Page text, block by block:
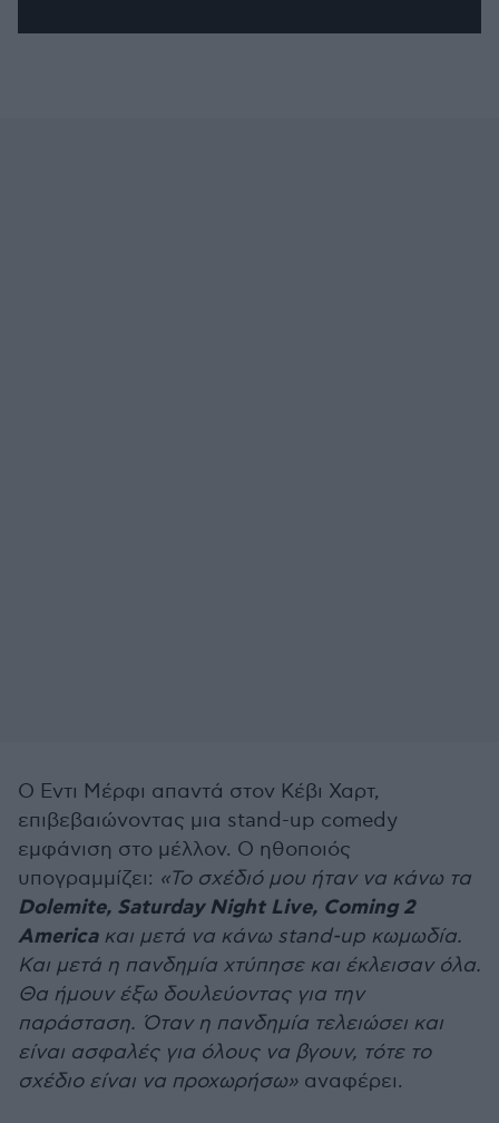
Ο Εντι Μέρφι απαντά στον Κέβι Χαρτ,
επιβεβαιώνοντας μια stand-up comedy
εμφάνιση στο μέλλον. Ο ηθοποιός
υπογραμμίζει: «Το σχέδιό μου ήταν να κάνω τα
Dolemite, Saturday Night Live, Coming 2
Americaκαι μετά να κάνω stand-up κωμωδία.
Και μετά η πανδημία χτύπησε και έκλεισαν όλα.
Θα ήμουν έξω δουλεύοντας για την
παράσταση. Όταν η πανδημία τελειώσει και
είναι ασφαλές για όλους να βγουν, τότε το
σχέδιο είναι να προχωρήσω» αναφέρει.